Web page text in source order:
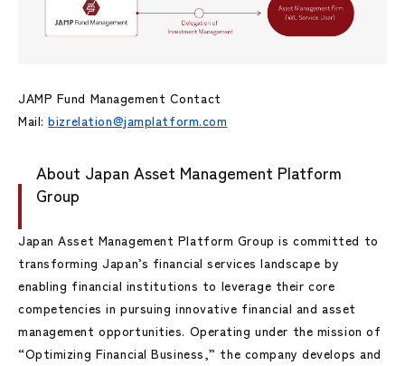
JAMP Fund Management Contact
Mail:bizrelation@jamplatform.com
About Japan Asset Management Platform
Group
Japan Asset Management Platform Group is committed to
transforming Japan’s financial services landscape by
enabling financial institutions to leverage their core
competencies in pursuing innovative financial and asset
management opportunities. Operating under the mission of
“Optimizing Financial Business,” the company develops and